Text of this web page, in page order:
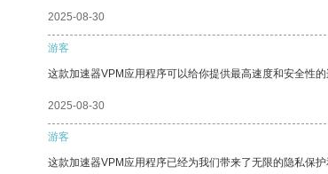
2025-08-30
游客
这款加速器VPM应用程序可以给你提供最高速度和安全性
2025-08-30
游客
这款加速器VPM应用程序已经为我们带来了无限的隐私保护